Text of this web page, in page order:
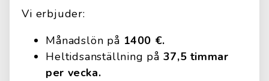
Vi erbjuder:
Månadslön på 1400 €.
Heltidsanställning på 37,5 timmar
per vecka.